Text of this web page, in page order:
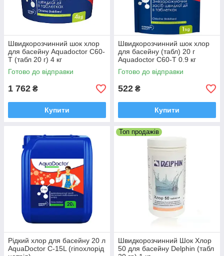
Швидкорозчинний шок хлор
для басейну Aquadoctor C60-
T (табл 20 г) 4 кг
Готово до відправки
1 762 ₴
Купити
Швидкорозчинний шок хлор
для басейну (табл) 20 г
Aquadoctor C60-Т 0.9 кг
Готово до відправки
522 ₴
Купити
Рідкий хлор для басейну 20 л
AquaDoctor C-15L (гіпохлорід
Топ продажів
Швидкорозчинний Шок Хлор
50 для басейну Delphin (табл